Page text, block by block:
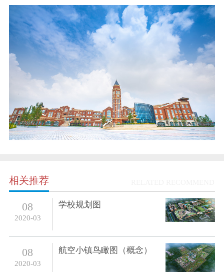
相关推荐
08
2020-03
学校规划图
08
2020-03
航空小镇鸟瞰图（概念）